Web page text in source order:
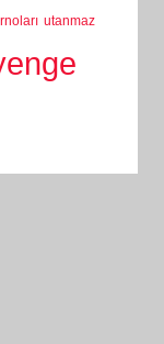
utanmaz